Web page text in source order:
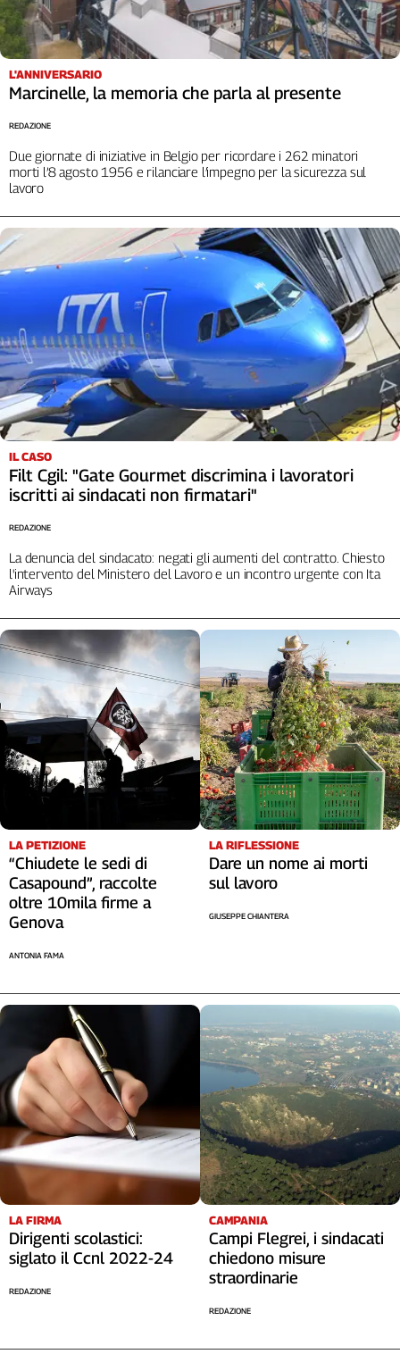
Girasoli
Il
Sassolino
Linea
Economica
It
Inserti
Idea
Diffusa
trasmissioni
tv
Work
in
Progress
L'Italia
nel
Lavoro
Territori
Abruzzo-
Alto
Adige
Calabria
Campania
Emilia-
Romagna
Friuli
Venezia
Giulia
Lazio
Liguria
Lombardia
Marche
Piemonte
Puglia
Sardegna
Trentino
D'Aosta
Veneto
Archivio
Storico
1955-
2014
L'ANNIVERSARIO
Marcinelle, la memoria che parla al presente
Due giornate di iniziative in Belgio per ricordare i 262 minatori
morti l’8 agosto 1956 e rilanciare l’impegno per la sicurezza sul
lavoro
REDAZIONE
IL CASO
Filt Cgil: "Gate Gourmet discrimina i lavoratori
iscritti ai sindacati non firmatari"
La denuncia del sindacato: negati gli aumenti del contratto. Chiesto
l'intervento del Ministero del Lavoro e un incontro urgente con Ita
Airways
REDAZIONE
LA PETIZIONE
“Chiudete le sedi di
Casapound”, raccolte
oltre 10mila firme a
Genova
ANTONIA FAMA
LA RIFLESSIONE
Dare un nome ai morti
sul lavoro
GIUSEPPE CHIANTERA
LA FIRMA
Dirigenti scolastici:
siglato il Ccnl 2022-24
REDAZIONE
CAMPANIA
Campi Flegrei, i sindacati
chiedono misure
straordinarie
REDAZIONE